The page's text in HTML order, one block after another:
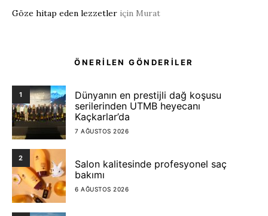
Göze hitap eden lezzetler için Murat
ÖNERİLEN GÖNDERİLER
1
Dünyanın en prestijli dağ koşusu
serilerinden UTMB heyecanı
Kaçkarlar’da
7 AĞUSTOS 2026
2
Salon kalitesinde profesyonel saç
bakımı
6 AĞUSTOS 2026